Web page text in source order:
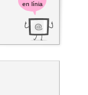
en línia